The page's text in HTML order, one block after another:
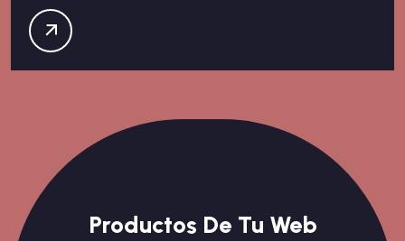
Productos De Tu Web